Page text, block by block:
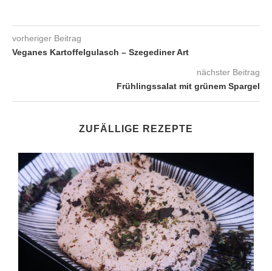
vorheriger Beitrag
Veganes Kartoffelgulasch – Szegediner Art
nächster Beitrag
Frühlingssalat mit grünem Spargel
ZUFÄLLIGE REZEPTE